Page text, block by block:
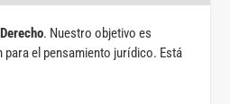
. Nuestro objetivo es
para el pensamiento jurídico. Está